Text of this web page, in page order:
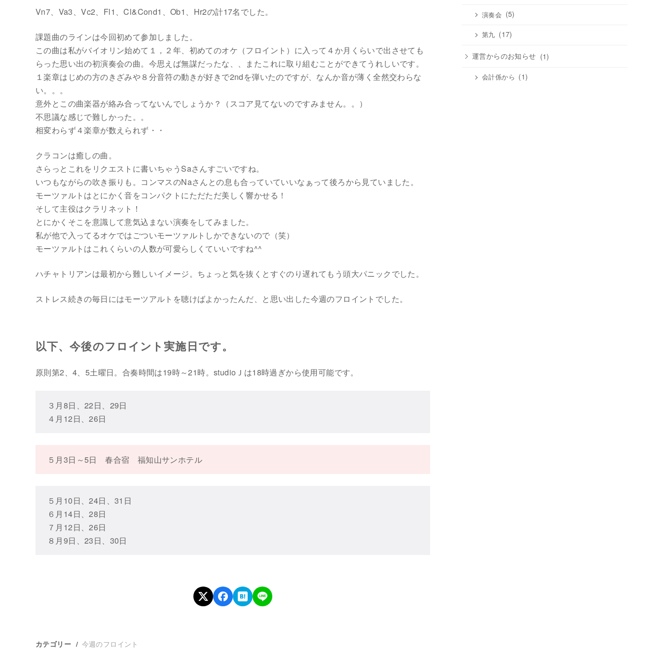
Vn7、Va3、Vc2、Fl1、Cl&Cond1、Ob1、Hr2の計17名でした。
課題曲のラインは今回初めて参加しました。
この曲は私がバイオリン始めて１，２年、初めてのオケ（フロイント）に入って４か月くらいで出させても
らった思い出の初演奏会の曲。今思えば無謀だったな、、またこれに取り組むことができてうれしいです。
１楽章はじめの方のきざみや８分音符の動きが好きで2ndを弾いたのですが、なんか音が薄く全然交わらな
い。。。
意外とこの曲楽器が絡み合ってないんでしょうか？（スコア見てないのですみません。。）
不思議な感じで難しかった。。
相変わらず４楽章が数えられず・・
クラコンは癒しの曲。
さらっとこれをリクエストに書いちゃうSaさんすごいですね。
いつもながらの吹き振りも。コンマスのNaさんとの息も合っていていいなぁって後ろから見ていました。
モーツァルトはとにかく音をコンパクトにただただ美しく響かせる！
そして主役はクラリネット！
とにかくそこを意識して意気込まない演奏をしてみました。
私が他で入ってるオケではごついモーツァルトしかできないので（笑）
モーツァルトはこれくらいの人数が可愛らしくていいですね^^
ハチャトリアンは最初から難しいイメージ。ちょっと気を抜くとすぐのり遅れてもう頭大パニックでした。
ストレス続きの毎日にはモーツアルトを聴けばよかったんだ、と思い出した今週のフロイントでした。
以下、今後のフロイント実施日です。
原則第2、4、5土曜日。合奏時間は19時～21時。studioＪは18時過ぎから使用可能です。
３月8日、22日、29日
４月12日、26日
５月3日～5日 春合宿 福知山サンホテル
５月10日、24日、31日
６月14日、28日
７月12日、26日
８月9日、23日、30日
カテゴリー 今週のフロイント
演奏会 (5)
第九 (17)
運営からのお知らせ (1)
会計係から (1)